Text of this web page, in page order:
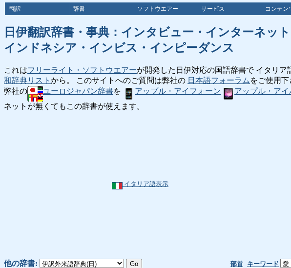
翻訳 辞書 ソフトウエアー サービス コンテン
日伊翻訳辞書・事典：インタビュー・インターネッ
インドネシア・インビス・インピーダンス
これはフリーライト・ソフトウエアーが開発した日伊対応の国語辞書で イタリ
和辞典リスト から。 このサイトへのご質問は弊社の 日本語フォーラム をご使用下
弊社の
ユーロジャパン辞書を アップル・アイフォーン アップル・アイ
ネットが無くてもこの辞書が使えます。
イタリア語表示
他の辞書: 部首 キーワード